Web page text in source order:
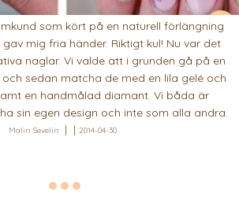
som kört på en naturell förlängning
mig fria händer. Riktigt kul! Nu var det
naglar. Vi valde att i grunden gå på en
sedan matcha de med en lila gelé och
en handmålad diamant. Vi båda är
sin egen design och inte som alla andra.
Malin Sevelin 2014-04-30